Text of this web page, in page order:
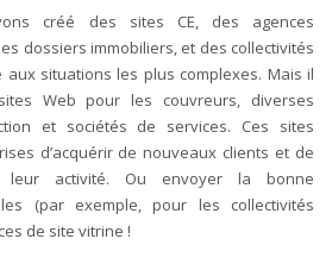
créé des sites CE, des agences
dossiers immobiliers, et des collectivités
situations les plus complexes​​. Mais il
Web pour les couvreurs, diverses
et sociétés de services. Ces sites
d’acquérir de nouveaux clients et de
leur activité. Ou envoyer la bonne
(par exemple, pour les collectivités
de site vitrine !